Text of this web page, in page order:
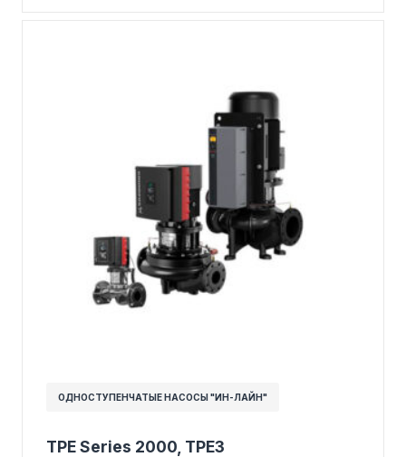
ОДНОСТУПЕНЧАТЫЕ НАСОСЫ "ИН-ЛАЙН"
TPE Series 2000, TPE3